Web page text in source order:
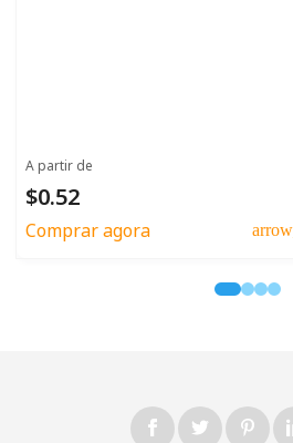
A partir de
$0.52
Comprar agora